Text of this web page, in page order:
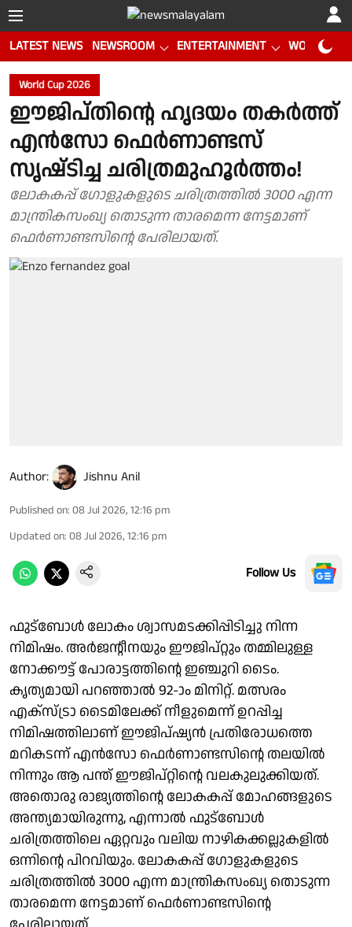
LATEST NEWS NEWSROOM ENTERTAINMENT WORLD CUP
World Cup 2026
ഈജിപ്തിൻ്റെ ഹൃദയം തകർത്ത്
എൻസോ ഫെർണാണ്ടസ്
സൃഷ്‌ടിച്ച ചരിത്രമുഹൂർത്തം!
ലോകകപ്പ് ഗോളുകളുടെ ചരിത്രത്തിൽ 3000 എന്ന
മാന്ത്രികസംഖ്യ തൊടുന്ന താരമെന്ന നേട്ടമാണ്
ഫെർണാണ്ടസിൻ്റെ പേരിലായത്.
Author: Jishnu Anil
Published on: 08 Jul 2026, 12:16 pm
Updated on: 08 Jul 2026, 12:16 pm
Follow Us
ഫുട്ബോൾ ലോകം ശ്വാസമടക്കിപ്പിടിച്ചു നിന്ന
നിമിഷം. അർജൻ്റീനയും ഈജിപ്റ്റും തമ്മിലുള്ള
നോക്കൗട്ട് പോരാട്ടത്തിന്റെ ഇഞ്ചുറി ടൈം.
കൃത്യമായി പറഞ്ഞാൽ 92-ാം മിനിറ്റ്. മത്സരം
എക്സ്ട്രാ ടൈമിലേക്ക് നീളുമെന്ന് ഉറപ്പിച്ച
നിമിഷത്തിലാണ് ഈജിപ്ഷ്യൻ പ്രതിരോധത്തെ
മറികടന്ന് എൻസോ ഫെർണാണ്ടസിന്റെ തലയിൽ
നിന്നും ആ പന്ത് ഈജിപ്റ്റിന്റെ വലകുലുക്കിയത്.
അതൊരു രാജ്യത്തിന്റെ ലോകകപ്പ് മോഹങ്ങളുടെ
അന്ത്യമായിരുന്നു, എന്നാൽ ഫുട്ബോൾ
ചരിത്രത്തിലെ ഏറ്റവും വലിയ നാഴികക്കല്ലുകളിൽ
ഒന്നിന്റെ പിറവിയും. ലോകകപ്പ് ഗോളുകളുടെ
ചരിത്രത്തിൽ 3000 എന്ന മാന്ത്രികസംഖ്യ തൊടുന്ന
താരമെന്ന നേട്ടമാണ് ഫെർണാണ്ടസിൻ്റെ